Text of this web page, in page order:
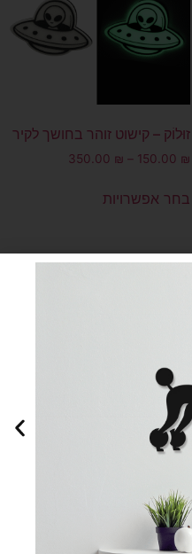
זוּלוֹק – קישוט זוהר בחושך לקיר
150.00 ₪
–
350.00 ₪
בחר אפשרויות
קישוטי קיר זוהרים בחושך
בגודל מיוחד
199.00